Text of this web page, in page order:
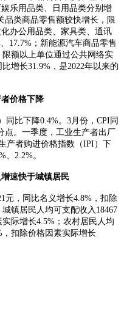
乐用品类、日用品类分别增
品类商品零售额较快增长，限
办公用品类、家具类、通讯
17.7%；新能源汽车商品零售
额以上单位通过公共网络实
增长31.9%，是2022年以来的
价格下降
比下降0.4%。3月份，CPI同
点。一季度，工业生产者出厂
产者购进价格指数（IPI）下
、2.2%。
速快于城镇居民
元，同比名义增长4.8%，扣除
镇居民人均可支配收入18467
际增长4.5%；农村居民人均
扣除价格因素实际增长